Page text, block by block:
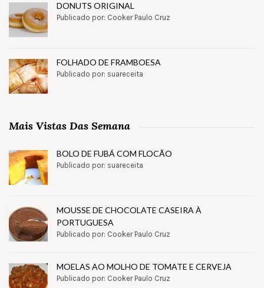
DONUTS ORIGINAL
Publicado por: Cooker Paulo Cruz
FOLHADO DE FRAMBOESA
Publicado por: suareceita
Mais Vistas Das Semana
BOLO DE FUBÁ COM FLOCÃO
Publicado por: suareceita
MOUSSE DE CHOCOLATE CASEIRA À
PORTUGUESA
Publicado por: Cooker Paulo Cruz
MOELAS AO MOLHO DE TOMATE E CERVEJA
Publicado por: Cooker Paulo Cruz